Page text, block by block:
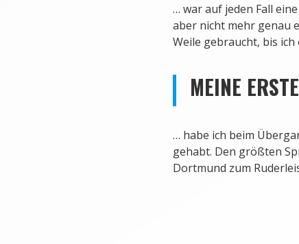
… war auf jeden Fall
aber nicht mehr genau
Weile gebraucht, bis
MEINE
… habe ich beim
gehabt. Den größten
Dortmund zum